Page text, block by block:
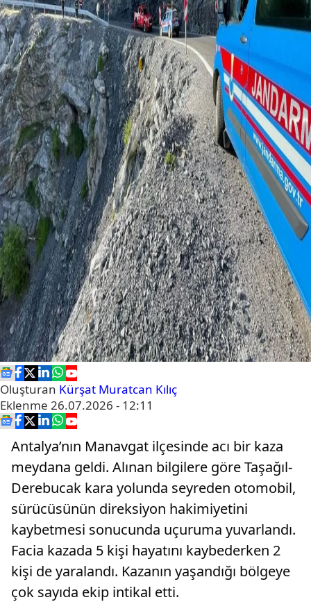
Oluşturan Kürşat Muratcan Kılıç
Eklenme 26.07.2026 - 12:11
Antalya’nın Manavgat ilçesinde acı bir kaza
meydana geldi. Alınan bilgilere göre Taşağıl-
Derebucak kara yolunda seyreden otomobil,
sürücüsünün direksiyon hakimiyetini
kaybetmesi sonucunda uçuruma yuvarlandı.
Facia kazada 5 kişi hayatını kaybederken 2
kişi de yaralandı. Kazanın yaşandığı bölgeye
çok sayıda ekip intikal etti.